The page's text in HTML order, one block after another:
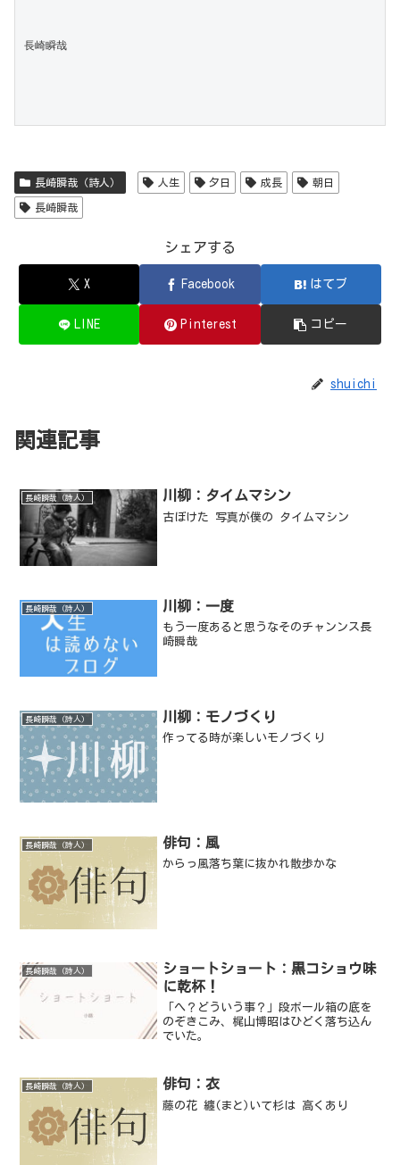
長崎瞬哉
長崎瞬哉（詩人） 人生 夕日 成長 朝日
長崎瞬哉
シェアする
X Facebook はてブ
LINE Pinterest コピー
shuichi
関連記事
長崎瞬哉（詩人） 川柳：タイムマシン
古ぼけた 写真が僕の タイムマシン
長崎瞬哉（詩人） 川柳：一度
もう一度あると思うなそのチャンンス長
崎瞬哉
長崎瞬哉（詩人） 川柳：モノづくり
作ってる時が楽しいモノづくり
長崎瞬哉（詩人） 俳句：風
からっ風落ち葉に抜かれ散歩かな
長崎瞬哉（詩人）
ショートショート：黒コショウ味
に乾杯！
「へ？どういう事？」段ボール箱の底を
のぞきこみ、梶山博昭はひどく落ち込ん
でいた。
長崎瞬哉（詩人） 俳句：衣
藤の花 纏(まと)いて杉は 高くあり